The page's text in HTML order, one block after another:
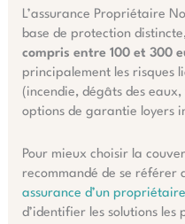
L’assurance Propriétaire
base de protection
compris entre 100 et 300
principalement les risques
(incendie, dégâts des
options de garantie loyers
Pour mieux choisir la
recommandé de se référer
assurance d’un
d’identifier les solutions les